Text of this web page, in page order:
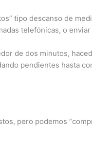
tipo descanso de
telefónicas, o
de dos minutos,
pendientes hasta
pero podemos